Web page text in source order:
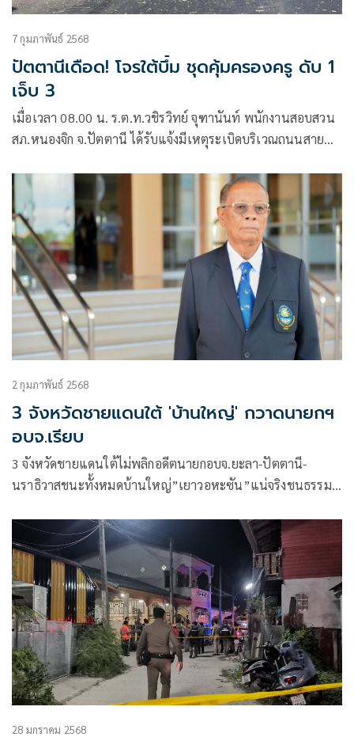
7 กุมภาพันธ์ 2568
ปัตตานีเดือด! โจรใต้บึ้ม ชุดคุ้มครองครู ดับ 1
เจ็บ 3
เมื่อเวลา 08.00 น. ร.ต.ท.วชิรวิทย์ จุฑานันท์ พนักงานสอบสวน
สภ.หนองจิก จ.ปัตตานี ได้รับแจ้งมีเหตุระเบิดบริเวณถนนสาย
กำลังพร้อมชุดเก็บกู้วัตถุระเบิดไปที่เกิดเหตุ
2 กุมภาพันธ์ 2568
3 จังหวัดชายแดนใต้ 'บ้านใหญ่' กวาดนายกฯ
อบจ.เรียบ
3 จังหวัดชายแดนใต้ไม่พลิกอดีตนายกอบจ.ยะลา-ปัตตานี-
นราธิวาสชนะทั้งหมดบ้านใหญ่”เยาวอหะซัน”แน่จริงชนธรรม
28 มกราคม 2568